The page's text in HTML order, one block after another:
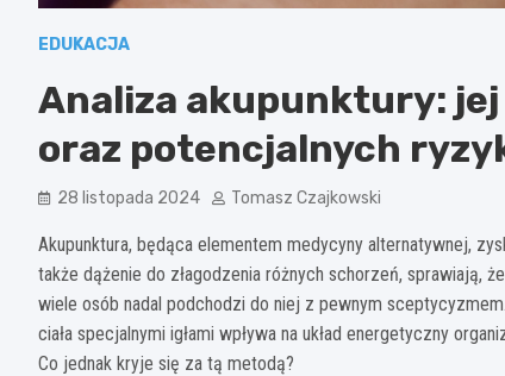
EDUKACJA
Analiza akupunktury:
oraz potencjalnych
28 listopada 2024 Tomasz Czajkowski
Akupunktura, będąca elementem medycyny alternatywnej,
także dążenie do złagodzenia różnych schorzeń, sprawiają,
wiele osób nadal podchodzi do niej z pewnym
ciała specjalnymi igłami wpływa na układ energetyczny
Co jednak kryje się za tą metodą?